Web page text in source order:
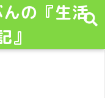
の『生活
』